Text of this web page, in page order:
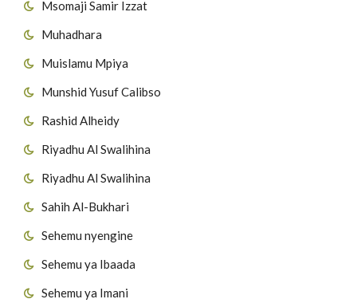
Msomaji Samir Izzat
Muhadhara
Muislamu Mpiya
Munshid Yusuf Calibso
Rashid Alheidy
Riyadhu Al Swalihina
Riyadhu Al Swalihina
Sahih Al-Bukhari
Sehemu nyengine
Sehemu ya Ibaada
Sehemu ya Imani